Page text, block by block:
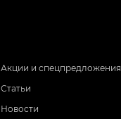
Акции и спецпредложения
Статьи
Новости